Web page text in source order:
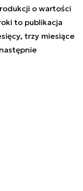
o wartości
to publikacja
trzy miesiące